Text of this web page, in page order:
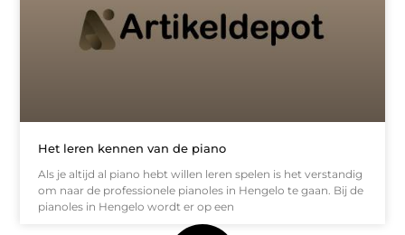
Het leren kennen van de piano
Als je altijd al piano hebt willen leren spelen is het verstandig
om naar de professionele pianoles in Hengelo te gaan. Bij de
pianoles in Hengelo wordt er op een